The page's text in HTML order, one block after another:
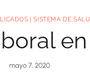
|SISTEMA DE
mayo 7, 2020